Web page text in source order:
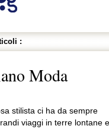
:
Moda
stilista ci ha da sempre
viaggi in terre lontane e